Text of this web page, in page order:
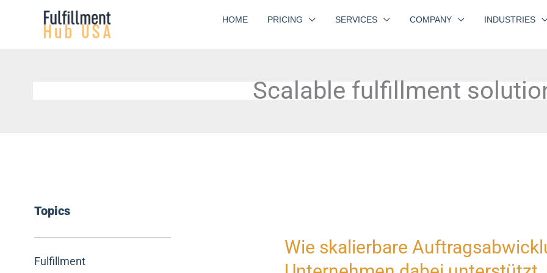
HOME PRICING SERVICES COMPANY INDUSTRIES
Scalable fulfillment
Topics
Fulfillment
Wie skalierbare
Wie
skalierbare